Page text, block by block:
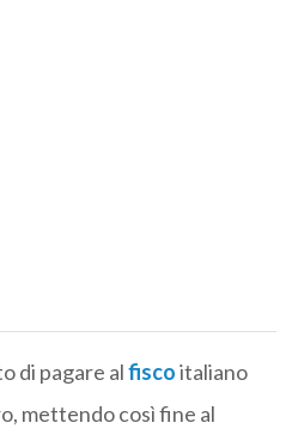
di pagare alfiscoitaliano
mettendo così fine al